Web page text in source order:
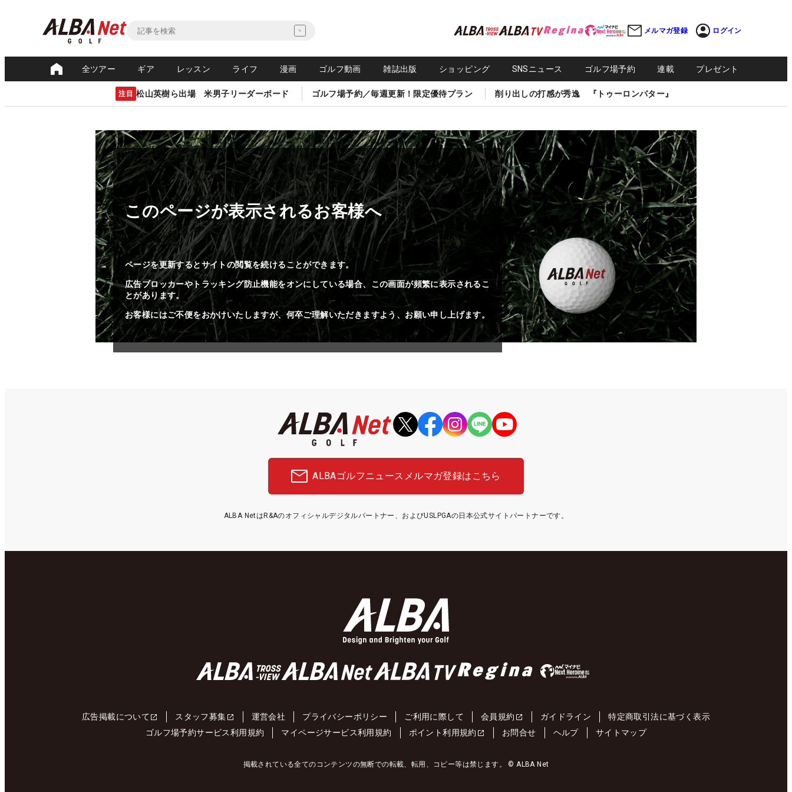
メルマガ登録 ログイン
全ツアー ギア レッスン ライフ 漫画 ゴルフ動画 雑誌出版 ショッピング SNSニュース ゴルフ場予約 連載 プレゼント
注目 松山英樹ら出場 米男子リーダーボード ゴルフ場予約／毎週更新！限定優待プラン 削り出しの打感が秀逸 『トゥーロンパター』
このページが表示されるお客様へ
ページを更新するとサイトの閲覧を続けることができます。
広告ブロッカーやトラッキング防止機能をオンにしている場合、この画面が頻繁に表示されるこ
とがあります。
お客様にはご不便をおかけいたしますが、何卒ご理解いただきますよう、お願い申し上げます。
ALBAゴルフニュース メルマガ登録はこちら
ALBA NetはR&Aのオフィシャルデジタルパートナー、およびUSLPGAの日本公式サイトパートナーです。
広告掲載について スタッフ募集 運営会社 プライバシーポリシー ご利用に際して 会員規約 ガイドライン
特定商取引法に基づく表示
ゴルフ場予約サービス利用規約
マイページサービス利用規約 ポイント利用規約 お問合せ ヘルプ サイトマップ
掲載されている全てのコンテンツの無断での転載、転用、コピー等は禁じます。 © ALBA Net